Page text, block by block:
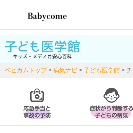
ベビカムトップ > 病気ナビ > 子ども医学館 >